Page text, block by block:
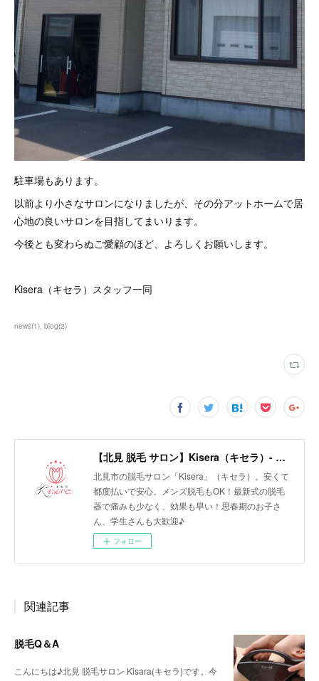
駐車場もあります。
以前より小さなサロンになりましたが、その分アットホームで居
心地の良いサロンを目指してまいります。
今後とも変わらぬご愛顧のほど、よろしくお願いします。
Kisera（キセラ）スタッフ一同
news(1) blog(2)
【北見 脱毛 サロン】Kisera（キセラ）- メンズ脱毛・中高生歓迎！リーズナブルな都度払い
北見市の脱毛サロン「Kisera」（キセラ）。安くて
都度払いで安心。メンズ脱毛もOK！最新式の脱毛
器で痛みも少なく、効果も早い！思春期のお子さ
ん、学生さんも大歓迎♪
フォロー
関連記事
脱毛Q＆A
こんにちは♪北見 脱毛サロン Kisara(キセラ)です。今